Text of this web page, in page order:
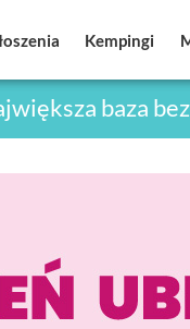
Kempingi
baza
Kempingi